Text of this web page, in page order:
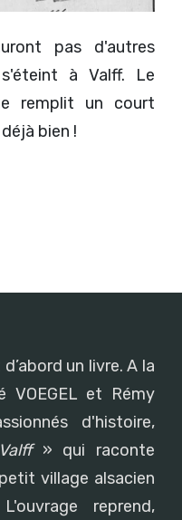
pas d'autres
à Valff. Le
remplit un court
bien !
Philippe BERGER
un livre. A la
VOEGEL et Rémy
d'histoire,
» qui raconte
village alsacien
reprend,